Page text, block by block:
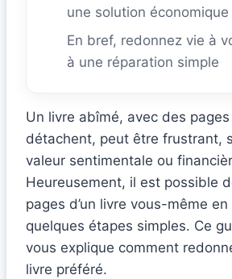
une solution
En bref, redonnez vie à
à une réparation simple
Un livre abîmé, avec des
détachent, peut être frustrant,
valeur sentimentale ou
Heureusement, il est possible
pages d’un livre vous-même
quelques étapes simples. Ce
vous explique comment
livre préféré.